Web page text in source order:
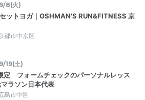
8(火)
ットヨガ｜OSHMAN'S RUN&FITNESS 京
都市中京区
19(土)
定 フォームチェックのパーソナルレッス
ラソン日本代表
島市中区